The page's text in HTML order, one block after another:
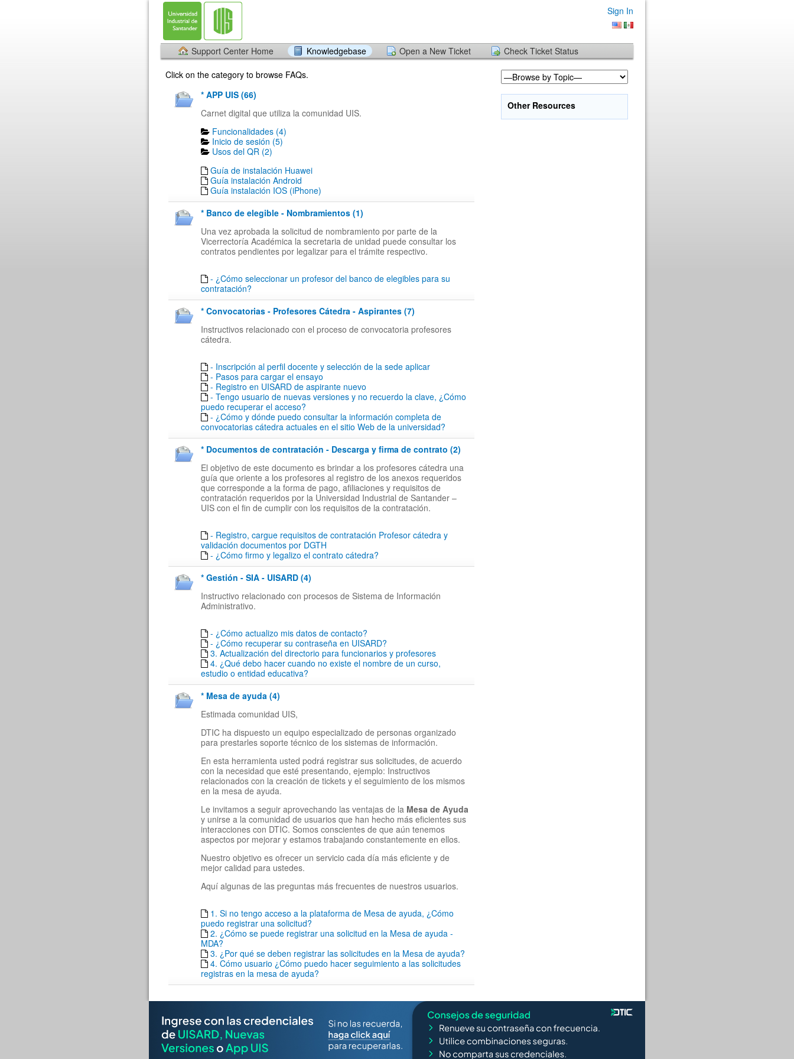
Sign In
Support Center Home Knowledgebase Open a New Ticket
Check Ticket Status
Click on the category to browse FAQs.
* APP UIS (66)
Carnet digital que utiliza la comunidad UIS.
Funcionalidades (4)
Inicio de sesión (5)
Usos del QR (2)
Guía de instalación Huawei
Guía instalación Android
Guía instalación IOS (iPhone)
* Banco de elegible - Nombramientos (1)
Una vez aprobada la solicitud de nombramiento por parte de la
Vicerrectoría Académica la secretaria de unidad puede consultar los
contratos pendientes por legalizar para el trámite respectivo.
- ¿Cómo seleccionar un profesor del banco de elegibles para su
contratación?
* Convocatorias - Profesores Cátedra - Aspirantes (7)
Instructivos relacionado con el proceso de convocatoria profesores
cátedra.
- Inscripción al perfil docente y selección de la sede aplicar
- Pasos para cargar el ensayo
- Registro en UISARD de aspirante nuevo
- Tengo usuario de nuevas versiones y no recuerdo la clave, ¿Cómo
puedo recuperar el acceso?
- ¿Cómo y dónde puedo consultar la información completa de
convocatorias cátedra actuales en el sitio Web de la universidad?
* Documentos de contratación - Descarga y firma de contrato (2)
El objetivo de este documento es brindar a los profesores cátedra una
guía que oriente a los profesores al registro de los anexos requeridos
que corresponde a la forma de pago, afiliaciones y requisitos de
contratación requeridos por la Universidad Industrial de Santander –
UIS con el fin de cumplir con los requisitos de la contratación.
- Registro, cargue requisitos de contratación Profesor cátedra y
validación documentos por DGTH
- ¿Cómo firmo y legalizo el contrato cátedra?
* Gestión - SIA - UISARD (4)
Instructivo relacionado con procesos de Sistema de Información
Administrativo.
- ¿Cómo actualizo mis datos de contacto?
- ¿Cómo recuperar su contraseña en UISARD?
3. Actualización del directorio para funcionarios y profesores
4. ¿Qué debo hacer cuando no existe el nombre de un curso,
estudio o entidad educativa?
* Mesa de ayuda (4)
Estimada comunidad UIS,
DTIC ha dispuesto un equipo especializado de personas organizado
para prestarles soporte técnico de los sistemas de información.
En esta herramienta usted podrá registrar sus solicitudes, de acuerdo
con la necesidad que esté presentando, ejemplo: Instructivos
relacionados con la creación de tickets y el seguimiento de los mismos
en la mesa de ayuda.
Le invitamos a seguir aprovechando las ventajas de la Mesa de Ayuda
y unirse a la comunidad de usuarios que han hecho más eficientes sus
interacciones con DTIC. Somos conscientes de que aún tenemos
aspectos por mejorar y estamos trabajando constantemente en ellos.
Nuestro objetivo es ofrecer un servicio cada día más eficiente y de
mejor calidad para ustedes.
Aquí algunas de las preguntas más frecuentes de nuestros usuarios.
1. Si no tengo acceso a la plataforma de Mesa de ayuda, ¿Cómo
puedo registrar una solicitud?
2. ¿Cómo se puede registrar una solicitud en la Mesa de ayuda -
MDA?
3. ¿Por qué se deben registrar las solicitudes en la Mesa de ayuda?
4. Cómo usuario ¿Cómo puedo hacer seguimiento a las solicitudes
registras en la mesa de ayuda?
Other Resources